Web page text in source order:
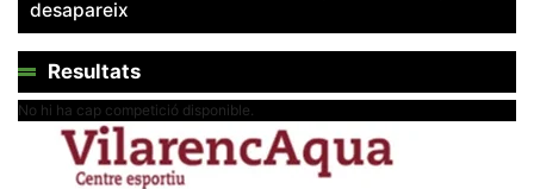
desapareix
Resultats
No hi ha cap competició disponible.
els teus
interessos i
mentre
nostre lloc
web
incrementes
la possibilitat